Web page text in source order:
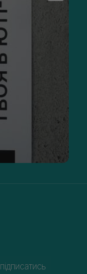
підписатись